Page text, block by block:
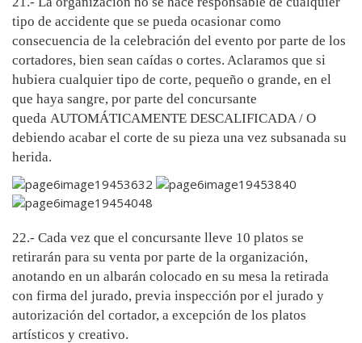
tipo de accidente que se pueda ocasionar como
consecuencia de la celebración del evento por parte de los
cortadores, bien sean caídas o cortes. Aclaramos que si
hubiera cualquier tipo de corte, pequeño o grande, en el
que haya sangre, por parte del concursante
queda AUTOMÁTICAMENTE DESCALIFICADA / O
debiendo acabar el corte de su pieza una vez subsanada su
herida.
22.- Cada vez que el concursante lleve 10 platos se
retirarán para su venta por parte de la organización,
anotando en un albarán colocado en su mesa la retirada
con firma del jurado, previa inspección por el jurado y
autorización del cortador, a excepción de los platos
artísticos y creativo.